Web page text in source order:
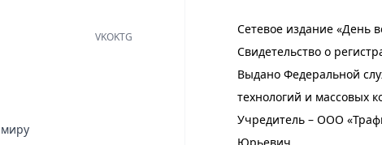
Сетевое издание «День
Свидетельство о
Выдано Федеральной
технологий и массовых
Учредитель – ООО
Юрьевич
VKOKTG